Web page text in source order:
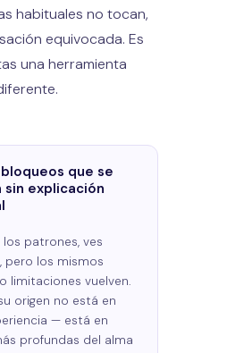
habituales no tocan,
equivocada. Es
una herramienta
que se
explicación
los patrones, ves
pero los mismos
limitaciones vuelven.
origen no está en
— está en
profundas del alma